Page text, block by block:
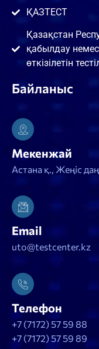
ҚАЗТЕСТ
Қазақстан
қабылдау
өткізілетін
Байланыс
Мекенжай
Астана қ., Жеңіс
Email
uto@testcenter.kz
Телефон
+7 (7172) 57 59 88
+7 (7172) 57 59 89